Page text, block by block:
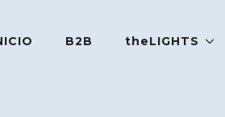
B2B theLIGHTS